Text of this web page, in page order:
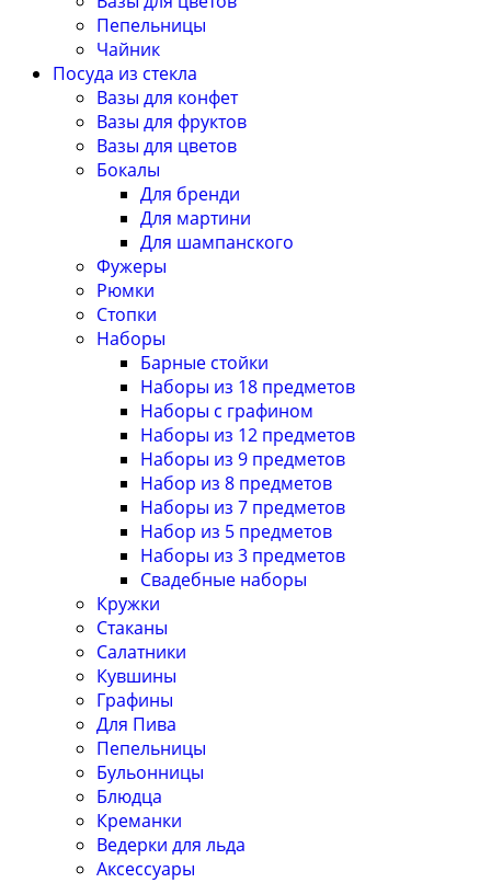
Пепельницы
Чайник
Посуда из стекла
Вазы для конфет
Вазы для фруктов
Вазы для цветов
Бокалы
Для бренди
Для мартини
Для шампанского
Фужеры
Рюмки
Стопки
Наборы
Барные стойки
Наборы из 18 предметов
Наборы с графином
Наборы из 12 предметов
Наборы из 9 предметов
Набор из 8 предметов
Наборы из 7 предметов
Набор из 5 предметов
Наборы из 3 предметов
Свадебные наборы
Кружки
Стаканы
Салатники
Кувшины
Графины
Для Пива
Пепельницы
Бульонницы
Блюдца
Креманки
Ведерки для льда
Аксессуары